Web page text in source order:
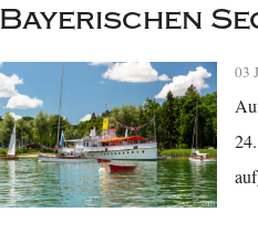
Bayerischen
03